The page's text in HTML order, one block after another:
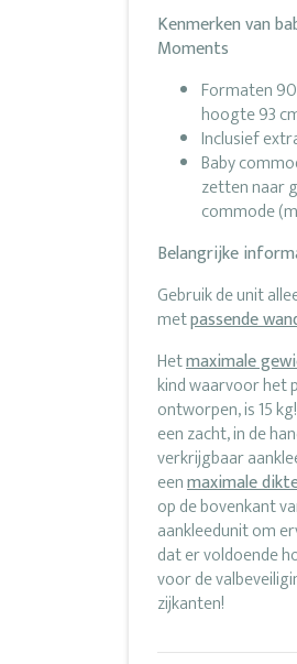
Kenmerken van
Moments
Formaten
hoogte 93
Inclusief
Baby
zetten naar
commode
Belangrijke
Gebruik de unit
metpassende
Hetmaximale
kind waarvoor het
ontworpen, is 15
een zacht, in de
verkrijgbaar
eenmaximale
op de bovenkant
aankleedunit om
dat er voldoende
voor de
zijkanten!